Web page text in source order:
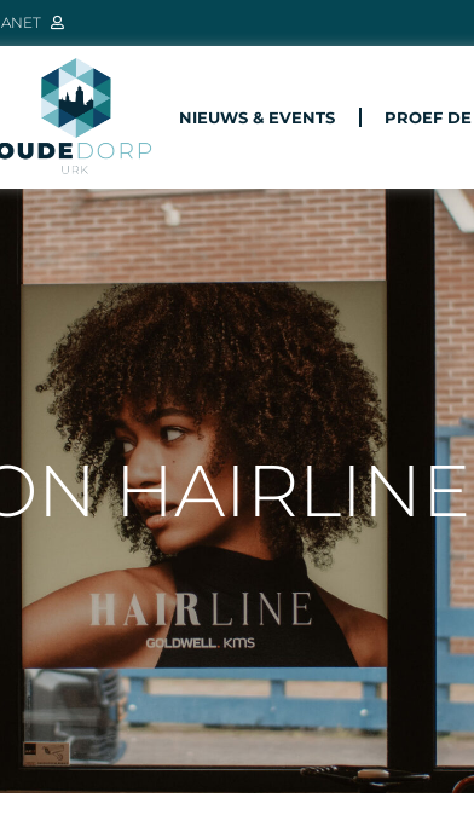
NIEUWS & EVENTS PROEF
HAIRLINE